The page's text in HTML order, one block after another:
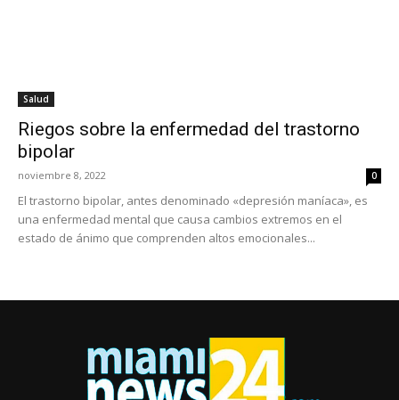
Salud
Riegos sobre la enfermedad del trastorno
bipolar
noviembre 8, 2022 0
El trastorno bipolar, antes denominado «depresión maníaca», es
una enfermedad mental que causa cambios extremos en el
estado de ánimo que comprenden altos emocionales...